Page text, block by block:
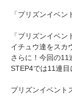
「プリズンイベン
「プリズンイベ
イチュウ達をスカ
さらに！今回の11
STEP4では11連
プリズンイベント